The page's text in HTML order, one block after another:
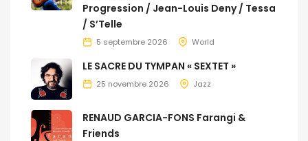
Progression / Jean-Louis Deny / Tessa
/ S’Telle
5 septembre 2026 World
LE SACRE DU TYMPAN « SEXTET »
25 novembre 2026 Jazz
RENAUD GARCIA-FONS Farangi &
Friends